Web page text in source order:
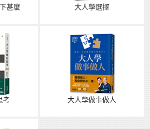
甚麼 大人學選擇
考 大人學做事做人